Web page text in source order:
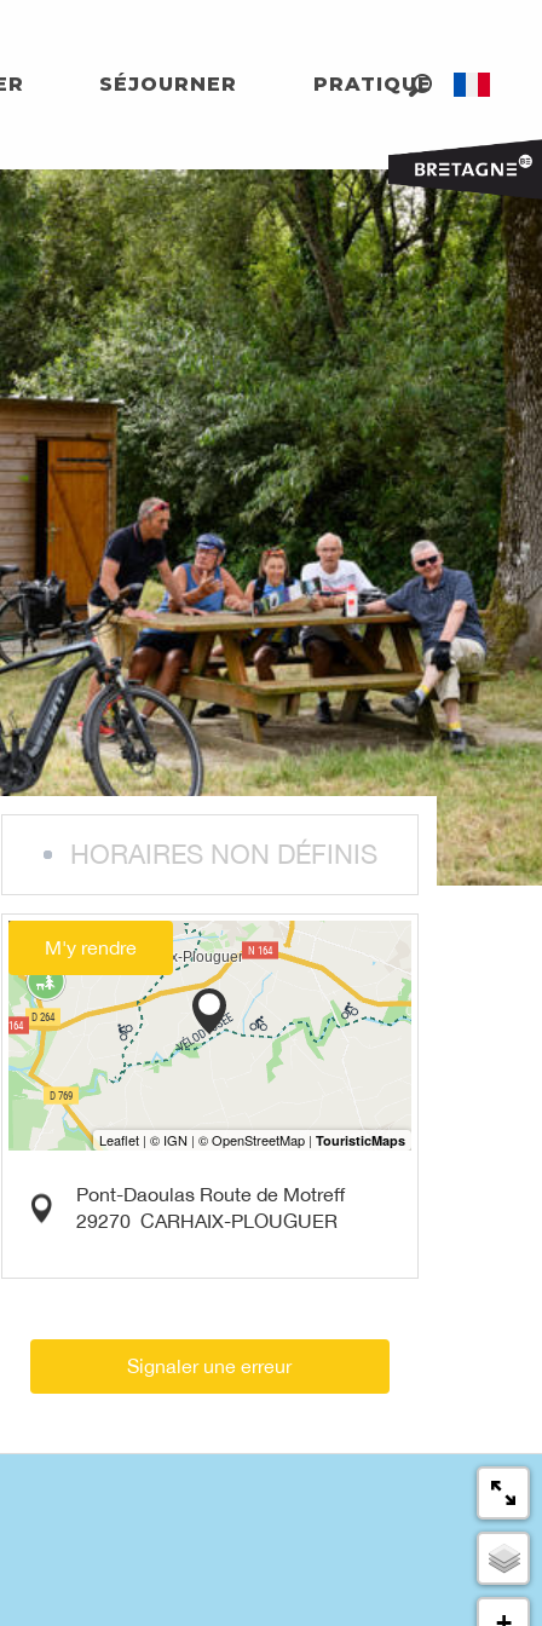
SÉJOURNER PRATIQUE
HORAIRES NON DÉFINIS
M'y rendre
Pont-Daoulas Route de Motreff
29270 CARHAIX-PLOUGUER
Signaler une erreur